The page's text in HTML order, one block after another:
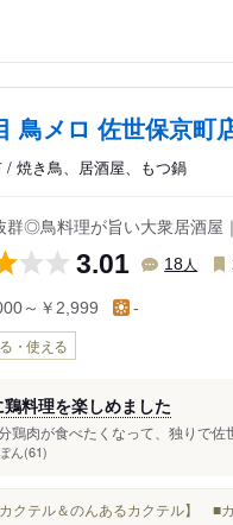
鳥メロ 佐世保京町
/ 焼き鳥、居酒屋、もつ鍋
群◎鳥料理が旨い大衆居酒屋
3.01 18人
～￥2,999 -
・使える
料理を楽しめました
鶏肉が食べたくなって、独りで
ん(61)
クテル＆のんあるカクテル】 ■